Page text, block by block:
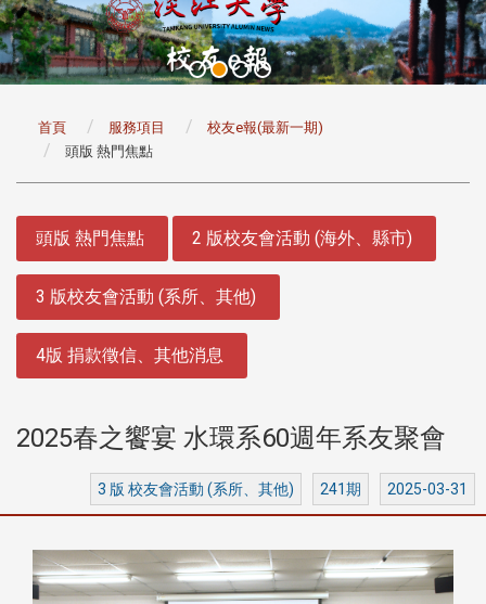
首頁 服務項目
校友e報(最新一期)
頭版 熱門焦點
頭版 熱門焦點 2 版校友會活動 (海外、縣市)
3 版校友會活動 (系所、其他)
4版 捐款徵信、其他消息
2025春之饗宴 水環系60週年系友聚會
3 版 校友會活動 (系所、其他) 241期 2025-03-31